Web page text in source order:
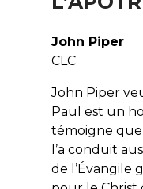
John Piper
CLC
John Piper
Paul est un
témoigne
l’a conduit
de l’Évangile